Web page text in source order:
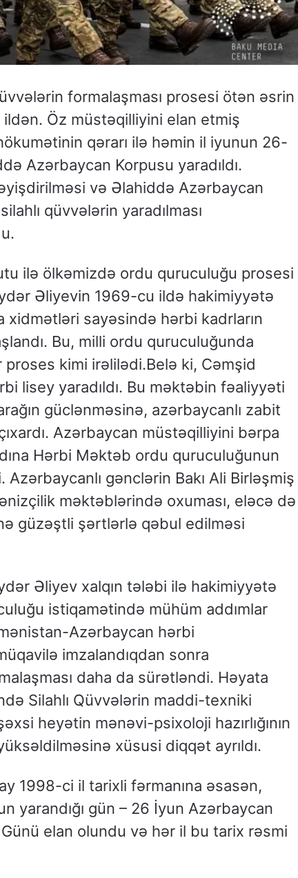
formalaşması prosesi ötən əsrin
Öz müstəqilliyini elan etmiş
qərarı ilə həmin il iyunun 26-
Azərbaycan Korpusu yaradıldı.
və Əlahiddə Azərbaycan
qüvvələrin yaradılması
ilə ölkəmizdə ordu quruculuğu prosesi
Əliyevin 1969-cu ildə hakimiyyətə
sayəsində hərbi kadrların
Bu, milli ordu quruculuğunda
kimi irəlilədi.Belə ki, Cəmşid
lisey yaradıldı. Bu məktəbin fəaliyyəti
güclənməsinə, azərbaycanlı zabit
Azərbaycan müstəqilliyini bərpa
Hərbi Məktəb ordu quruculuğunun
gənclərin Bakı Ali Birləşmiş
məktəblərində oxuması, eləcə də
güzəştli şərtlərlə qəbul edilməsi
Əliyev xalqın tələbi ilə hakimiyyətə
istiqamətində mühüm addımlar
Azərbaycan hərbi
imzalandıqdan sonra
daha da sürətləndi. Həyata
Silahlı Qüvvələrin maddi-texniki
heyətin mənəvi-psixoloji hazırlığının
xüsusi diqqət ayrıldı.
1998-ci il tarixli fərmanına əsasən,
yarandığı gün – 26 İyun Azərbaycan
Günü elan olundu və hər il bu tarix rəsmi